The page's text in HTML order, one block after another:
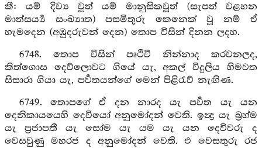
කී: යම් දිව්‍ය වූත් යම් මානුසිකවූත් (සැපත් වළහන
මාත්සර්‍ය්‍ය සංඛ්‍යාත) පසමිතුරු කෙනෙක් වූ නම් ඒ
හැමදෙන (අඹුදරුවන් දෙන) තොප විසින් දිනන ලදහ.
6748. තොප විසින් පෘථිවී නින්නාද කරවනලද,
කිත්ගොස දෙව්ලොවට ගියේ යැ, අකල් විදුලිය හිමවත
සිසාරා ගියා යැ, පර්‍වතයන්ගේ මෙන් පිළිරැව් නැඟිණ.
6749. තොපගේ ඒ දන නාරද යැ පර්‍වත යැ යන
දෙනිකායයෙහි දෙවියෝ අනුමෝදන් වෙති. ඉන්‍ද්‍ර යැ බ්‍රහ්ම
යැ ප්‍රජාපතී යැ සෝම යැ යම යැ යන දෙවිවරු ද
වෙසවුණු මහරජ ද අනුමෝදන් වෙති. එ වෙසතුරු රජ